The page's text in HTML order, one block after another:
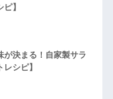
】
が決まる！自家製サラ
シピ】